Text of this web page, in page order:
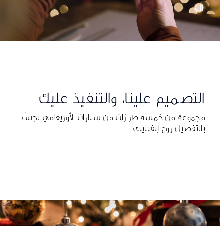
التصميم علينا، والتنفيذ عليك
مجموعة من خمسة طرازات من سيارات الأوريغامي تجسّد
بالتفصيل روح إنفينيتي.